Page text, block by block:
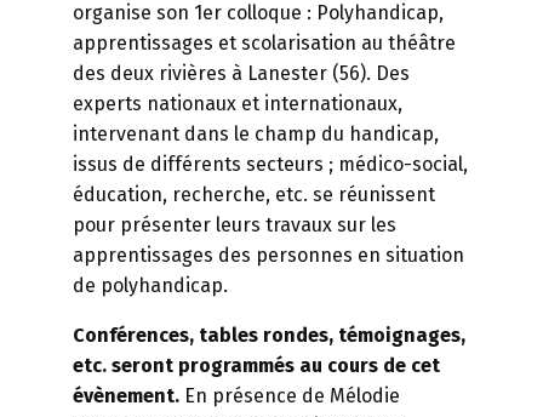
organise son 1er colloque : Polyhandicap,
apprentissages et scolarisation au théâtre
des deux rivières à Lanester (56). Des
experts nationaux et internationaux,
intervenant dans le champ du handicap,
issus de différents secteurs ; médico-social,
éducation, recherche, etc. se réunissent
pour présenter leurs travaux sur les
apprentissages des personnes en situation
de polyhandicap.
Conférences, tables rondes, témoignages,
etc. seront programmés au cours de cet
évènement. En présence de Mélodie